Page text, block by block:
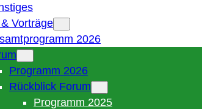
Vorträge
2026
Programm 2026
Rückblick Forum
Programm 2025